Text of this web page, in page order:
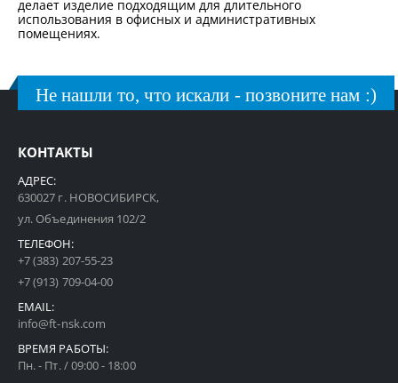
делает изделие подходящим для длительного
использования в офисных и административных
помещениях.
Не нашли то, что искали - позвоните нам :)
КОНТАКТЫ
АДРЕС:
630027 г. НОВОСИБИРСК,
ул. Объединения 102/2
ТЕЛЕФОН:
+7 (383) 207-55-23
+7 (913) 709-04-00
EMAIL:
info@ft-nsk.com
ВРЕМЯ РАБОТЫ:
Пн. - Пт. / 09:00 - 18:00